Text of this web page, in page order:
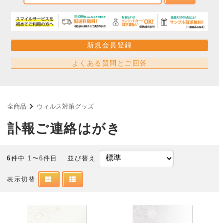
新規会員登録
よくある質問とご回答
全商品 ウィルス対策グッズ
訃報ご連絡はがき
6件中 1〜6件目 並び替え
表示切替